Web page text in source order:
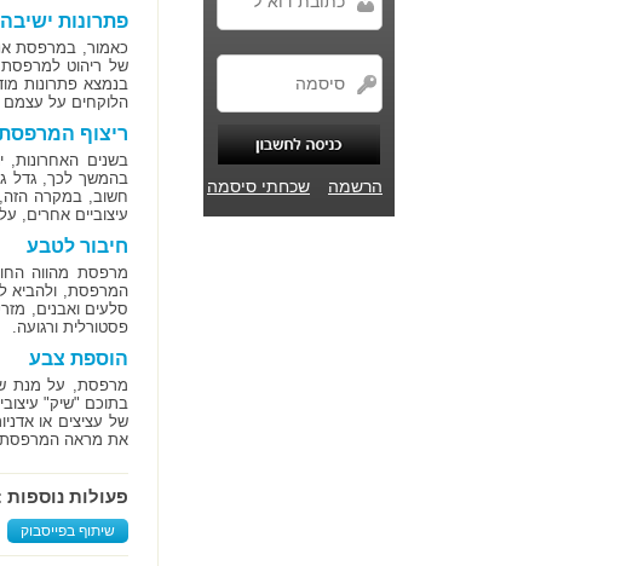
הרשמה שכחתי סיסמה
פתרונות ישיבה
כאמור, במרפסת
של ריהוט
בנמצא פתרונות
הלוקחים על עצמם
ריצוף
בשנים האחרונות,
בהמשך לכך, גדל
חשוב, במקרה הזה,
עיצוביים אחרים,
חיבור לטבע
מרפסת מהווה
המרפסת, ולהביא
סלעים ואבנים,
פסטורלית ורגועה.
הוספת צבע
מרפסת, על מנת
בתוכם "שיק"
של עציצים או
את מראה המרפסת
פעולות נוספות
שיתוף בפייסבוק